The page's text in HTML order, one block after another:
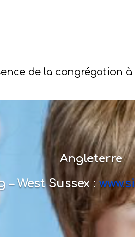
de la congrégation
Angleterre
– West Sussex :